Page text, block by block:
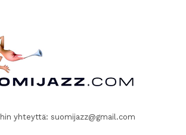
yhteyttä: suomijazz@gmail.com